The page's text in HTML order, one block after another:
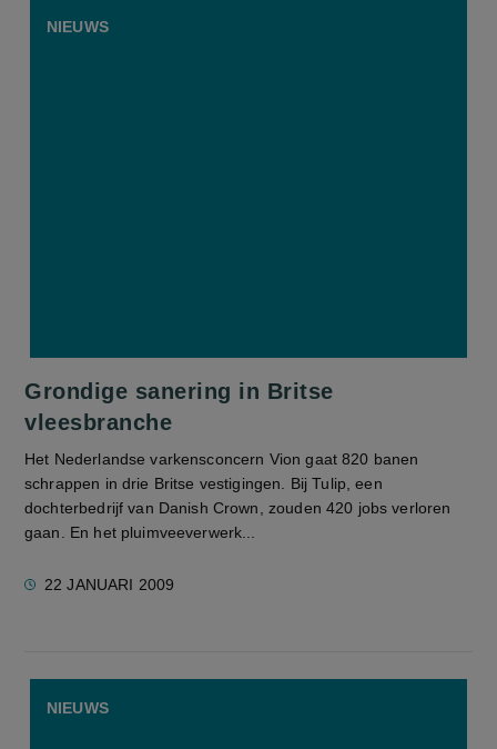
Grondige sanering in Britse
vleesbranche
Het Nederlandse varkensconcern Vion gaat 820 banen
schrappen in drie Britse vestigingen. Bij Tulip, een
dochterbedrijf van Danish Crown, zouden 420 jobs verloren
gaan. En het pluimveeverwerk...
22 JANUARI 2009
NIEUWS
NIEUWS